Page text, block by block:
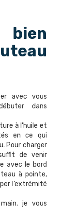
avec vous
dans
à l'huile et
en ce qui
Pour charger
de venir
avec le bord
à pointe,
l’extrémité
je vous